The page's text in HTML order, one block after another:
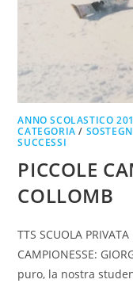
ANNO SCOLASTICO
CATEGORIA /
SUCCESSI
PICCOLE
COLLOMB
TTS SCUOLA
CAMPIONESSE:
puro, la nostra